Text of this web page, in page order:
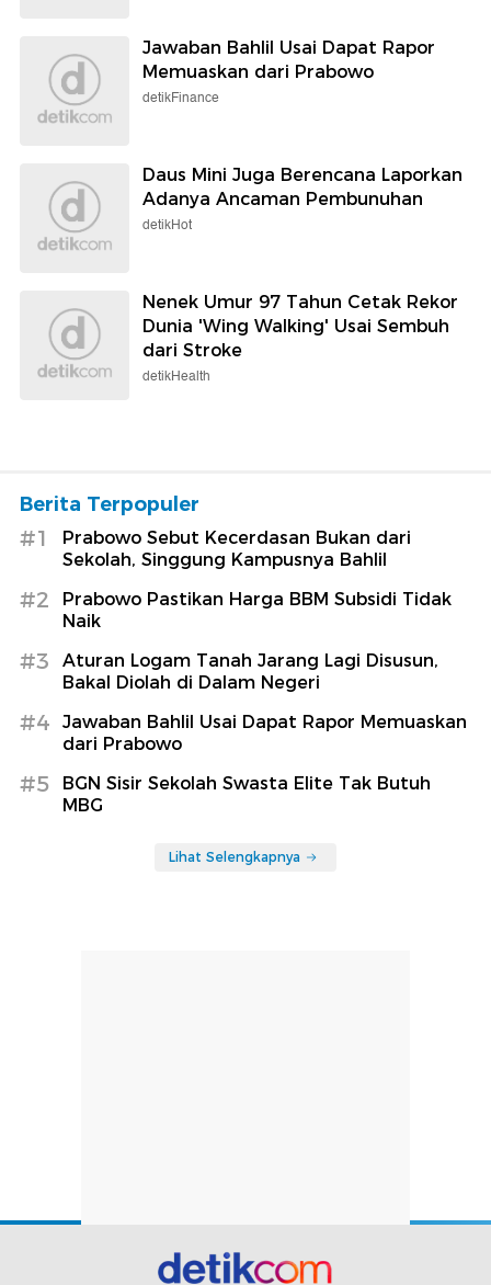
Jawaban Bahlil Usai Dapat Rapor
Memuaskan dari Prabowo
detikFinance
Daus Mini Juga Berencana Laporkan
Adanya Ancaman Pembunuhan
detikHot
Nenek Umur 97 Tahun Cetak Rekor
Dunia 'Wing Walking' Usai Sembuh
dari Stroke
detikHealth
Berita Terpopuler
#1
Prabowo Sebut Kecerdasan Bukan dari
Sekolah, Singgung Kampusnya Bahlil
#2
Prabowo Pastikan Harga BBM Subsidi Tidak
Naik
#3
Aturan Logam Tanah Jarang Lagi Disusun,
Bakal Diolah di Dalam Negeri
#4
Jawaban Bahlil Usai Dapat Rapor Memuaskan
dari Prabowo
#5
BGN Sisir Sekolah Swasta Elite Tak Butuh
MBG
Lihat Selengkapnya